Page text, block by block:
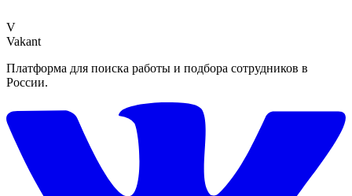
V
Vakant
Платформа для поиска работы и подбора сотрудников в
России.